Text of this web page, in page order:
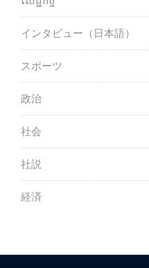
インタビュー（日本語）
スポーツ
政治
社会
社説
経済